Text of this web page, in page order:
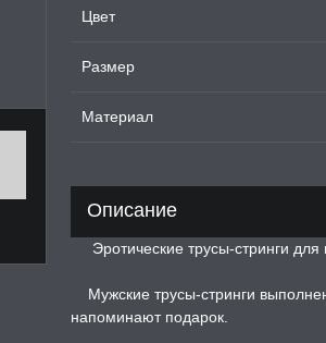
Цвет
Размер
Материал
Описание
Эротические трусы-стринги для
Мужские трусы-стринги
напоминают подарок.